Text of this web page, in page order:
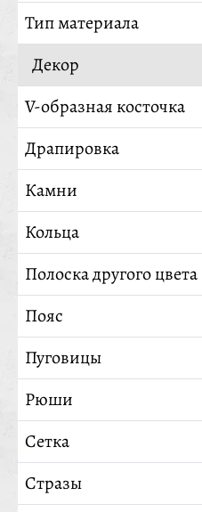
Тип материала
Декор
V-образная косточка
Драпировка
Камни
Кольца
Полоска другого цвета
Пояс
Пуговицы
Рюши
Сетка
Стразы